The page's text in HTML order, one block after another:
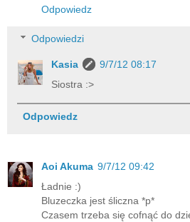
Odpowiedz
Odpowiedzi
Kasia
9/7/12 08:17
Siostra :>
Odpowiedz
Aoi Akuma 9/7/12 09:42
Ładnie :)
Bluzeczka jest śliczna *p*
Czasem trzeba się cofnąć do